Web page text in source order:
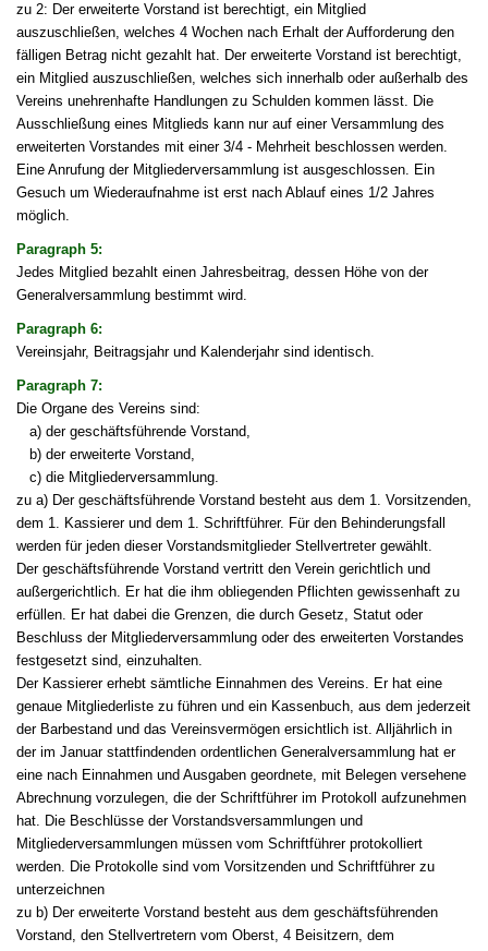
zu 2: Der erweiterte Vorstand ist berechtigt, ein Mitglied
auszuschließen, welches 4 Wochen nach Erhalt der Aufforderung den
fälligen Betrag nicht gezahlt hat. Der erweiterte Vorstand ist berechtigt,
ein Mitglied auszuschließen, welches sich innerhalb oder außerhalb des
Vereins unehrenhafte Handlungen zu Schulden kommen lässt. Die
Ausschließung eines Mitglieds kann nur auf einer Versammlung des
erweiterten Vorstandes mit einer 3/4 - Mehrheit beschlossen werden.
Eine Anrufung der Mitgliederversammlung ist ausgeschlossen. Ein
Gesuch um Wiederaufnahme ist erst nach Ablauf eines 1/2 Jahres
möglich.
Paragraph 5:
Jedes Mitglied bezahlt einen Jahresbeitrag, dessen Höhe von der
Generalversammlung bestimmt wird.
Paragraph 6:
Vereinsjahr, Beitragsjahr und Kalenderjahr sind identisch.
Paragraph 7:
Die Organe des Vereins sind:
a) der geschäftsführende Vorstand,
b) der erweiterte Vorstand,
c) die Mitgliederversammlung.
zu a) Der geschäftsführende Vorstand besteht aus dem 1. Vorsitzenden,
dem 1. Kassierer und dem 1. Schriftführer. Für den Behinderungsfall
werden für jeden dieser Vorstandsmitglieder Stellvertreter gewählt.
Der geschäftsführende Vorstand vertritt den Verein gerichtlich und
außergerichtlich. Er hat die ihm obliegenden Pflichten gewissenhaft zu
erfüllen. Er hat dabei die Grenzen, die durch Gesetz, Statut oder
Beschluss der Mitgliederversammlung oder des erweiterten Vorstandes
festgesetzt sind, einzuhalten.
Der Kassierer erhebt sämtliche Einnahmen des Vereins. Er hat eine
genaue Mitgliederliste zu führen und ein Kassenbuch, aus dem jederzeit
der Barbestand und das Vereinsvermögen ersichtlich ist. Alljährlich in
der im Januar stattfindenden ordentlichen Generalversammlung hat er
eine nach Einnahmen und Ausgaben geordnete, mit Belegen versehene
Abrechnung vorzulegen, die der Schriftführer im Protokoll aufzunehmen
hat. Die Beschlüsse der Vorstandsversammlungen und
Mitgliederversammlungen müssen vom Schriftführer protokolliert
werden. Die Protokolle sind vom Vorsitzenden und Schriftführer zu
unterzeichnen
zu b) Der erweiterte Vorstand besteht aus dem geschäftsführenden
Vorstand, den Stellvertretern vom Oberst, 4 Beisitzern, dem